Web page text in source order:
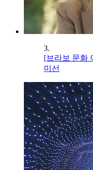
3.
[브라보 문화
미선